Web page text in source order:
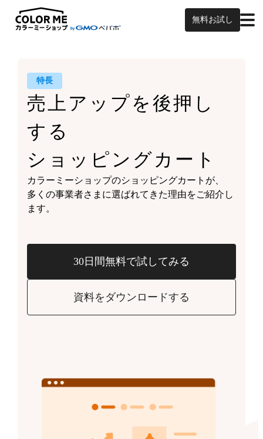
無料お試し
特長
売上アップを後押し
する
ショッピングカート
カラーミーショップのショッピングカートが、
多くの事業者さまに選ばれてきた理由をご紹介し
ます。
30日間無料で試してみる
資料をダウンロードする